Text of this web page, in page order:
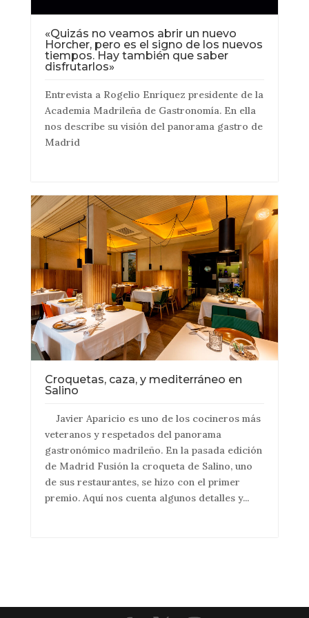
«Quizás no veamos abrir un nuevo
Horcher, pero es el signo de los nuevos
tiempos. Hay también que saber
disfrutarlos»
Entrevista a Rogelio Enríquez presidente de la
Academia Madrileña de Gastronomía. En ella
nos describe su visión del panorama gastro de
Madrid
Croquetas, caza, y mediterráneo en
Salino
Javier Aparicio es uno de los cocineros más
veteranos y respetados del panorama
gastronómico madrileño. En la pasada edición
de Madrid Fusión la croqueta de Salino, uno
de sus restaurantes, se hizo con el primer
premio. Aquí nos cuenta algunos detalles y...